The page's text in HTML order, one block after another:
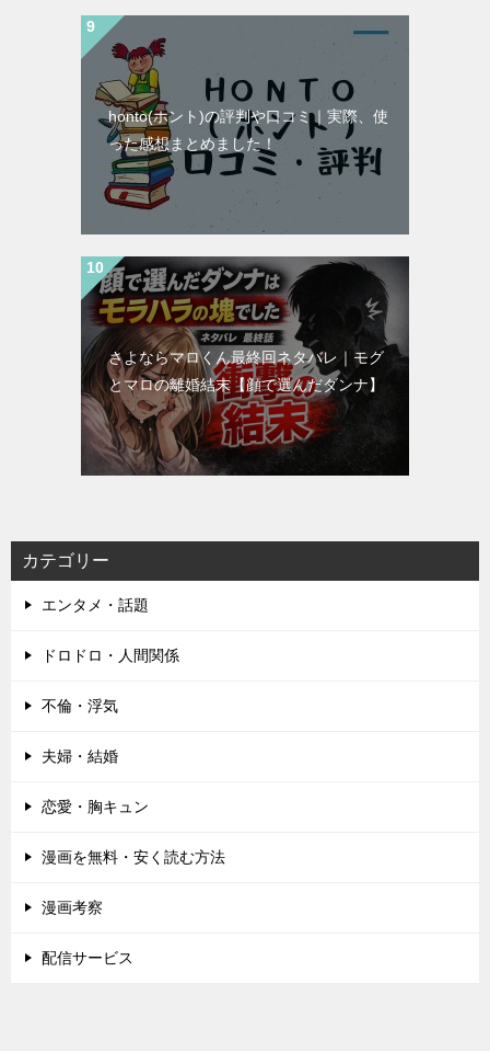
honto(ホント)の評判や口コミ｜実際、使
った感想まとめました！
さよならマロくん最終回ネタバレ｜モグ
とマロの離婚結末【顔で選んだダンナ】
カテゴリー
エンタメ・話題
ドロドロ・人間関係
不倫・浮気
夫婦・結婚
恋愛・胸キュン
漫画を無料・安く読む方法
漫画考察
配信サービス